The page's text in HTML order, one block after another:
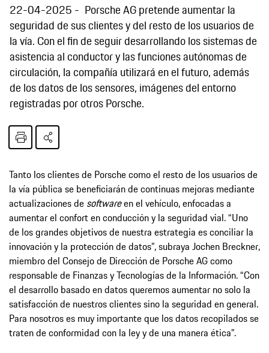
22-04-2025
Porsche AG pretende aumentar la
seguridad de sus clientes y del resto de los usuarios de
la vía. Con el fin de seguir desarrollando los sistemas de
asistencia al conductor y las funciones autónomas de
circulación, la compañía utilizará en el futuro, además
de los datos de los sensores, imágenes del entorno
registradas por otros Porsche.
Tanto los clientes de Porsche como el resto de los usuarios de
la vía pública se beneficiarán de continuas mejoras mediante
actualizaciones de softwareen el vehículo, enfocadas a
aumentar el confort en conducción y la seguridad vial. “Uno
de los grandes objetivos de nuestra estrategia es conciliar la
innovación y la protección de datos”, subraya Jochen Breckner,
miembro del Consejo de Dirección de Porsche AG como
responsable de Finanzas y Tecnologías de la Información. “Con
el desarrollo basado en datos queremos aumentar no solo la
satisfacción de nuestros clientes sino la seguridad en general.
Para nosotros es muy importante que los datos recopilados se
traten de conformidad con la ley y de una manera ética”.